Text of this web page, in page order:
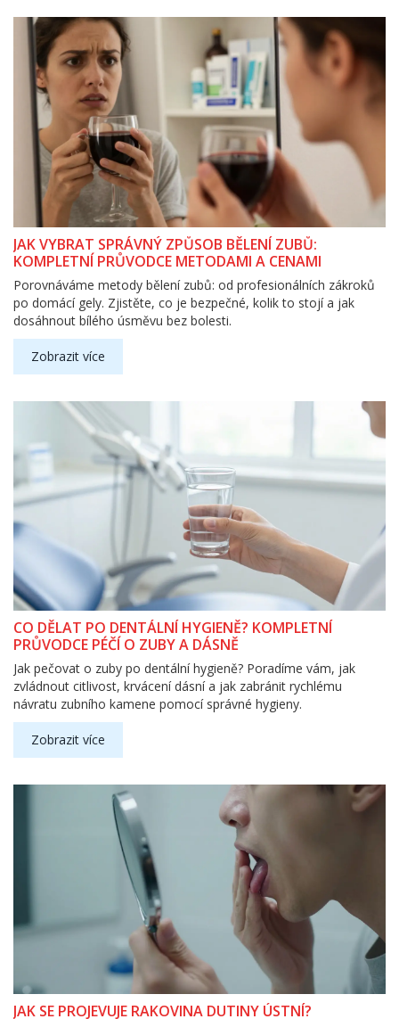
JAK VYBRAT SPRÁVNÝ ZPŮSOB BĚLENÍ ZUBŮ:
KOMPLETNÍ PRŮVODCE METODAMI A CENAMI
Porovnáváme metody bělení zubů: od profesionálních zákroků
po domácí gely. Zjistěte, co je bezpečné, kolik to stojí a jak
dosáhnout bílého úsměvu bez bolesti.
Zobrazit více
CO DĚLAT PO DENTÁLNÍ HYGIENĚ? KOMPLETNÍ
PRŮVODCE PÉČÍ O ZUBY A DÁSNĚ
Jak pečovat o zuby po dentální hygieně? Poradíme vám, jak
zvládnout citlivost, krvácení dásní a jak zabránit rychlému
návratu zubního kamene pomocí správné hygieny.
Zobrazit více
JAK SE PROJEVUJE RAKOVINA DUTINY ÚSTNÍ?